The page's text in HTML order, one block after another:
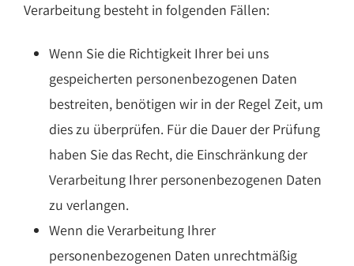
Verarbeitung besteht in folgenden Fällen:
Wenn Sie die Richtigkeit Ihrer bei uns
gespeicherten personenbezogenen Daten
bestreiten, benötigen wir in der Regel Zeit, um
dies zu überprüfen. Für die Dauer der Prüfung
haben Sie das Recht, die Einschränkung der
Verarbeitung Ihrer personenbezogenen Daten
zu verlangen.
Wenn die Verarbeitung Ihrer
personenbezogenen Daten unrechtmäßig